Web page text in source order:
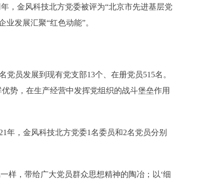
金风科技北方党委被评为“北京市先进基层党
发展汇聚“红色动能”。
员发展到现有党支部13个、在册党员515名。
势，在生产经营中发挥党组织的战斗堡垒作用
，金风科技北方党委1名委员和2名党员分别
，带给广大党员群众思想精神的陶冶；以‘细